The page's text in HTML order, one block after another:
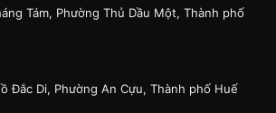
Tám, Phường Thủ Dầu Một, Thành phố
Đắc Di, Phường An Cựu, Thành phố Huế